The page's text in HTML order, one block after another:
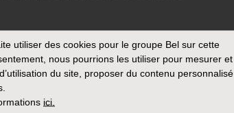
les caraméliser dans une poêle
les ensuite refroidir.
utiliser des cookies pour le groupe Bel sur cette
nous pourrions les utiliser pour mesurer et
du site, proposer du contenu personnalisé
ici.